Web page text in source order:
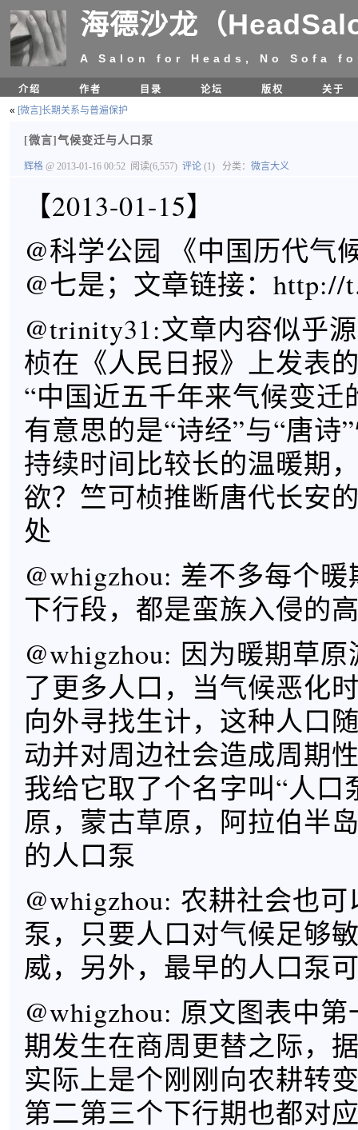
海德沙龙（
A Salon for Heads, No Sofa
介绍 作者 目录 论坛 版权
关于
« [微言]长期关系与普遍保护
[微言]气候变迁与人口泵
辉格 @ 2013-01-16 00:52 阅读(6,557) 评论 (1) 分类： 微言大义
【2013-01-15】
@科学公园 《中国历代气
@七是；文章链接：http://
@trinity31:文章内容似乎
桢在《人民日报》上发表
“中国近五千年来气候变迁
有意思的是“诗经”与“唐诗
持续时间比较长的温暖期
欲？竺可桢推断唐代长安
处
@whigzhou: 差不多每个
下行段，都是蛮族入侵的
@whigzhou: 因为暖期草
了更多人口，当气候恶化
向外寻找生计，这种人口
动并对周边社会造成周期
我给它取了个名字叫“人口
原，蒙古草原，阿拉伯半
的人口泵
@whigzhou: 农耕社会也
泵，只要人口对气候足够
威，另外，最早的人口泵
@whigzhou: 原文图表中
期发生在商周更替之际，
实际上是个刚刚向农耕转
第二第三个下行期也都对